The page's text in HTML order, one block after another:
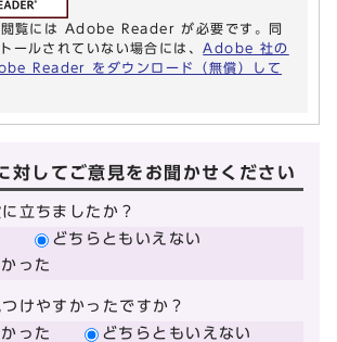
閲覧には Adobe Reader が必要です。同
ールされていない場合には、 Adobe 社の
Reader をダウンロード（無償）して
対してご意見をお聞かせください
立ちましたか？
どちらともいえない
った
けやすかったですか？
った
どちらともいえない